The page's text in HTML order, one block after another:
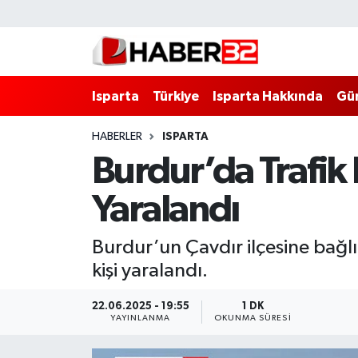
Isparta Türkiye Isparta Hakkında
HABERLER ISPARTA
Burdur’da
Yaralandı
Burdur’un Çavdır ilçesine
kişi yaralandı.
22.06.2025 - 19:55
YAYINLANMA
1 DK
OKUNMA SÜRESI
Isparta Hakkında
Esnaf Diyor ki;
BİLİM VE TEKNOLOJİ
Isparta Nöbetçi Eczaneler
Isparta Hava Durumu
Isparta Trafik Yoğunluk Haritası
Süper Lig Puan Durumu ve Fikstür
Tüm Manşetler
Son Dakika Haberleri
Haber Arşivi